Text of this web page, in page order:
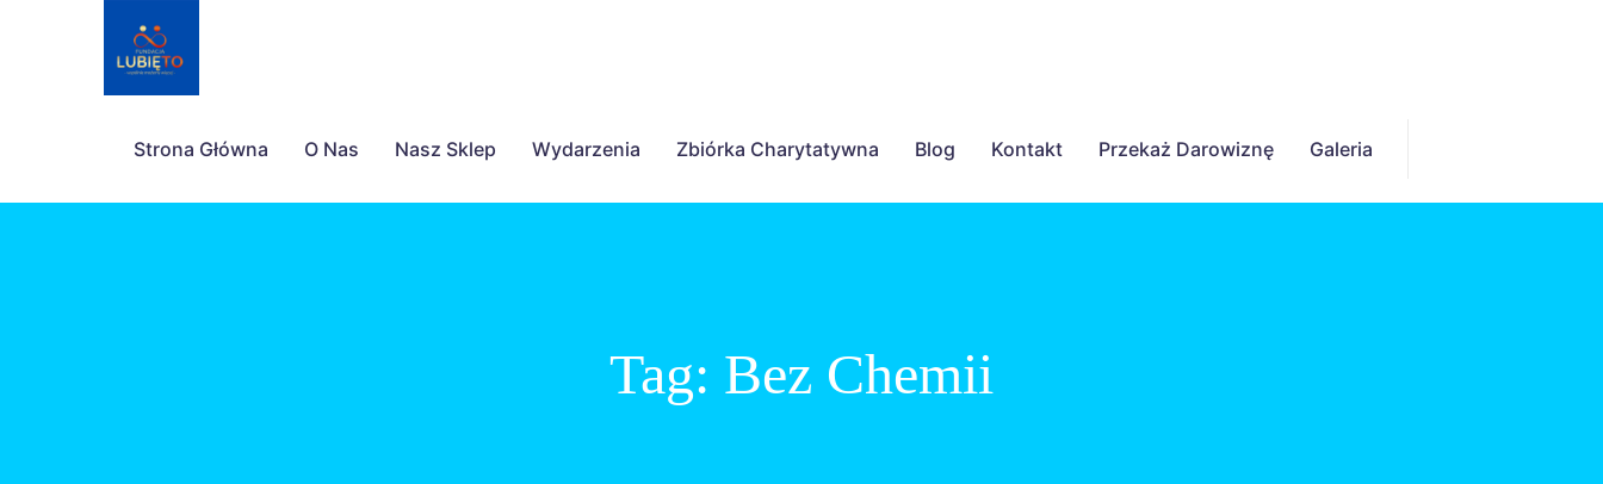
Strona Główna O Nas Nasz Sklep Wydarzenia Zbiórka Charytatywna Blog Kontakt Przekaż Darowiznę Galeria
Tag: Bez Chemii